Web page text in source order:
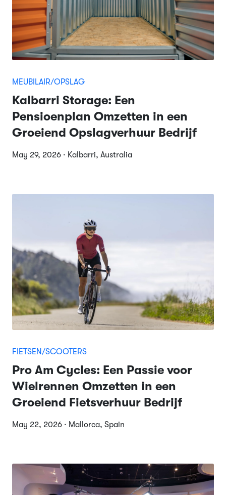
MEUBILAIR/OPSLAG
Kalbarri Storage: Een
Pensioenplan Omzetten in een
Groeiend Opslagverhuur Bedrijf
May 29, 2026 · Kalbarri, Australia
FIETSEN/SCOOTERS
Pro Am Cycles: Een Passie voor
Wielrennen Omzetten in een
Groeiend Fietsverhuur Bedrijf
May 22, 2026 · Mallorca, Spain